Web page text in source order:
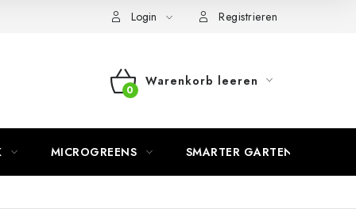
Login Registrieren
WARENKORB
Warenkorb leeren
MICROGREENS SMARTER GARTEN